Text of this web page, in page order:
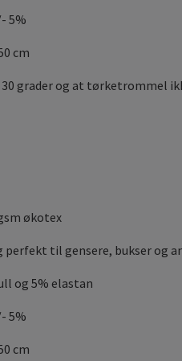
5%
cm
30 grader og at tørketrommel
økotex
perfekt til gensere, bukser og
og 5% elastan
5%
cm